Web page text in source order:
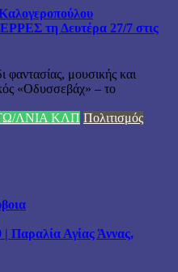
τη Δευτέρα 27/7 στις
μουσικής και
«Οδυσσεβάχ» – το
ΛΝΙΑ ΚΛΠ Πολιτισμός
| Παραλία Αγίας Άννας,